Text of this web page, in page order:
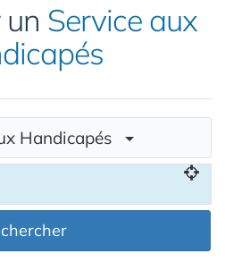
Service aux
Handicapés